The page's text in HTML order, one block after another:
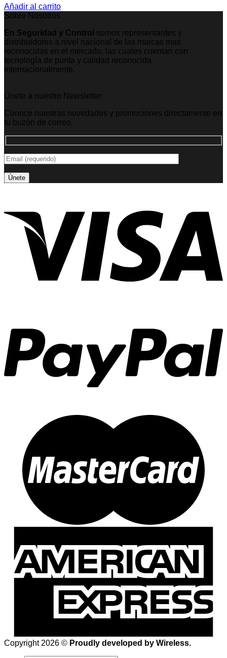
Añadir al carrito
Sobre Nosotros
En Seguridad y Control somos representantes y
distribuidores a nivel nacional de las marcas mas
reconocidas en el mercado, las cuales cuentan con
tecnología de punta y calidad reconocida
internacionalmente.
Únete a nuestro Newsletter
Conoce nuestras novedades y promociones directamente en
tu buzón de correo.
Copyright 2026 © Proudly developed by Wireless.